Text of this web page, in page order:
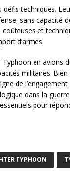
techniques.
sans capacité
et
d’armes.
Typhoon en avions
militaires.
de l’engagement
dans la
pour
TYPHOON